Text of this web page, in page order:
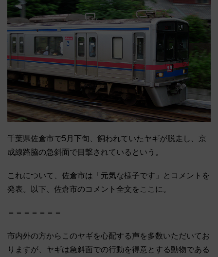
千葉県佐倉市で5月下旬、飼われていたヤギが脱走し、京
成線路脇の急斜面で目撃されているという。
これについて、佐倉市は「元気な様子です」とコメントを
発表。以下、佐倉市のコメント全文をここに。
＝＝＝＝＝＝＝
市内外の方からこのヤギを心配する声を多数いただいてお
りますが、ヤギは急斜面での行動を得意とする動物である